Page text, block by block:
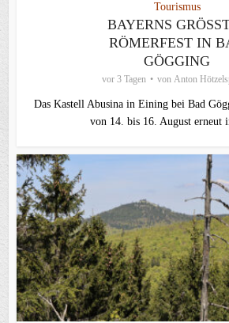
Tourismus
BAYERNS
ÖMERFEST IN
ÖGGING
vor 3 Tagen von Anton
Das Kastell Abusina in Eining bei Bad
von 14. bis 16. August erneut